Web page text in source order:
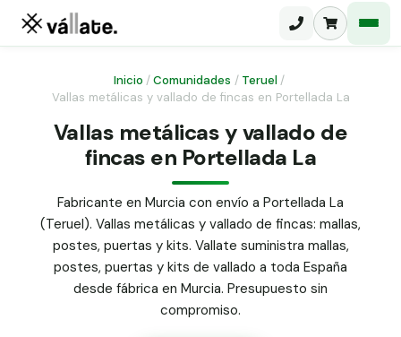
Malla ganadera
Malla simple torsión
Malla triple torsión
Panel malla H.
Puerta abatible dos hojas
Puerta acceso peatonal
Poste malla Hércules
Poste malla simple torsión
Alambre de espino galvanizado
Inicio /Comunidades / Teruel /
Vallas metálicas y vallado de fincas en Portellada La
Vallas metálicas y vallado de
fincas en Portellada La
Fabricante en Murcia con envío a Portellada La
(Teruel). Vallas metálicas y vallado de fincas: mallas,
postes, puertas y kits. Vallate suministra mallas,
postes, puertas y kits de vallado a toda España
desde fábrica en Murcia. Presupuesto sin
compromiso.